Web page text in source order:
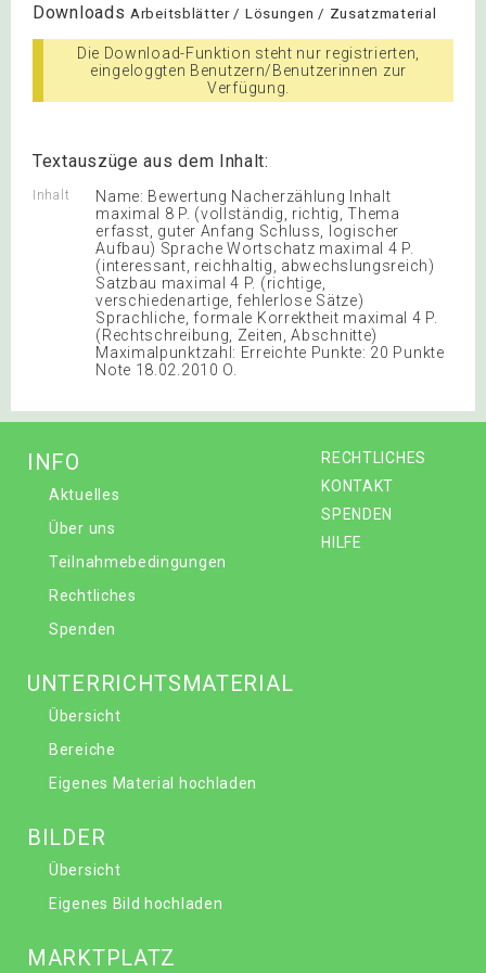
Downloads Arbeitsblätter / Lösungen / Zusatzmaterial
Die Download-Funktion steht nur registrierten,
eingeloggten Benutzern/Benutzerinnen zur
Verfügung.
Textauszüge aus dem Inhalt:
Inhalt
Name: Bewertung Nacherzählung Inhalt
maximal 8 P. (vollständig, richtig, Thema
erfasst, guter Anfang Schluss, logischer
Aufbau) Sprache Wortschatz maximal 4 P.
(interessant, reichhaltig, abwechslungsreich)
Satzbau maximal 4 P. (richtige,
verschiedenartige, fehlerlose Sätze)
Sprachliche, formale Korrektheit maximal 4 P.
(Rechtschreibung, Zeiten, Abschnitte)
Maximalpunktzahl: Erreichte Punkte: 20 Punkte
Note 18.02.2010 O.
RECHTLICHES
KONTAKT
SPENDEN
HILFE
INFO
Aktuelles
Über uns
Teilnahmebedingungen
Rechtliches
Spenden
UNTERRICHTSMATERIAL
Übersicht
Bereiche
Eigenes Material hochladen
BILDER
Übersicht
Eigenes Bild hochladen
MARKTPLATZ